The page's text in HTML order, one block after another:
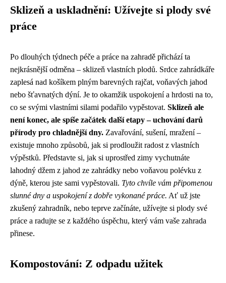
Sklizeň a uskladnění: Užívejte si plody své
práce
Po dlouhých týdnech péče a práce na zahradě přichází ta
nejkrásnější odměna – sklizeň vlastních plodů. Srdce zahrádkáře
zaplesá nad košíkem plným barevných rajčat, voňavých jahod
nebo šťavnatých dýní. Je to okamžik uspokojení a hrdosti na to,
co se svými vlastními silami podařilo vypěstovat. Sklizeň ale
není konec, ale spíše začátek další etapy – uchování darů
přírody pro chladnější dny. Zavařování, sušení, mražení –
existuje mnoho způsobů, jak si prodloužit radost z vlastních
výpěstků. Představte si, jak si uprostřed zimy vychutnáte
lahodný džem z jahod ze zahrádky nebo voňavou polévku z
dýně, kterou jste sami vypěstovali. Tyto chvíle vám připomenou
slunné dny a uspokojení z dobře vykonané práce. Ať už jste
zkušený zahradník, nebo teprve začínáte, užívejte si plody své
práce a radujte se z každého úspěchu, který vám vaše zahrada
přinese.
Kompostování: Z odpadu užitek